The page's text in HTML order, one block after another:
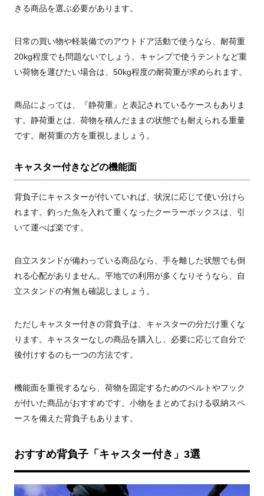
きる商品を選ぶ必要があります。
日常の買い物や軽装備でのアウトドア活動で使うなら、耐荷重
20kg程度でも問題ないでしょう。キャンプで使うテントなど重
い荷物を運びたい場合は、50kg程度の耐荷重が求められます。
商品によっては、『静荷重』と表記されているケースもありま
す。静荷重とは、荷物を積んだままの状態でも耐えられる重量
です。耐荷重の方を重視しましょう。
キャスター付きなどの機能面
背負子にキャスターが付いていれば、状況に応じて使い分けら
れます。釣った魚を入れて重くなったクーラーボックスは、引
いて運べば楽です。
自立スタンドが備わっている商品なら、手を離した状態でも倒
れる心配がありません。平地での利用が多くなりそうなら、自
立スタンドの有無も確認しましょう。
ただしキャスター付きの背負子は、キャスターの分だけ重くな
ります。キャスターなしの商品を購入し、必要に応じて自分で
後付けするのも一つの方法です。
機能面を重視するなら、荷物を固定するためのベルトやフック
が付いた商品がおすすめです。小物をまとめておける収納スペ
ースを備えた背負子もあります。
おすすめ背負子「キャスター付き」3選